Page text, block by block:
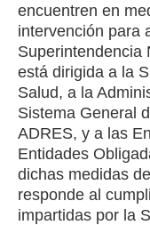
encuentren en
intervención para
Superintendencia
está dirigida a la
Salud, a la
Sistema General
ADRES, y a las
Entidades
dichas medidas
responde al
impartidas por la